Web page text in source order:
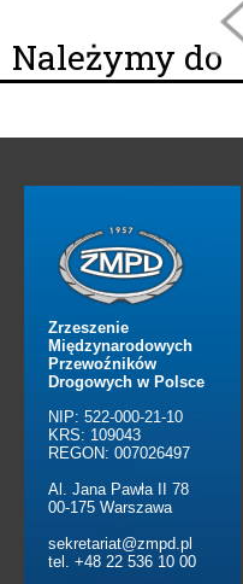
Należymy do
Zrzeszenie
Międzynarodowych
Przewoźników
Drogowych w Polsce
NIP: 522-000-21-10
KRS: 109043
REGON: 007026497
Al. Jana Pawła II 78
00-175 Warszawa
sekretariat@zmpd.pl
tel. +48 22 536 10 00